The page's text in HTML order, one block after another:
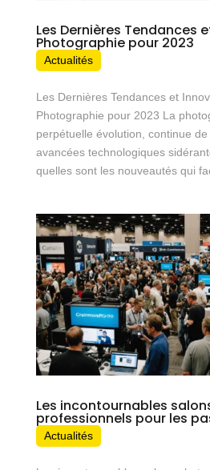
Les Dernières Tendances
Photographie pour 2023
Actualités
Les Dernières Tendances et
Photographie pour 2023 La
perpétuelle évolution, continue
avancées technologiques
quelles sont les nouveautés qui
Les incontournables
professionnels pour les
Actualités